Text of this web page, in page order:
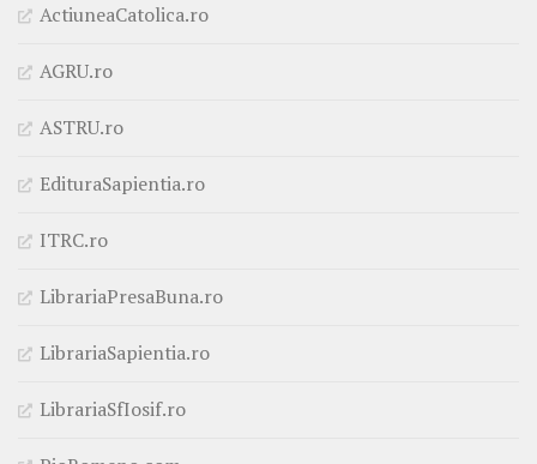
ActiuneaCatolica.ro
AGRU.ro
ASTRU.ro
EdituraSapientia.ro
ITRC.ro
LibrariaPresaBuna.ro
LibrariaSapientia.ro
LibrariaSfIosif.ro